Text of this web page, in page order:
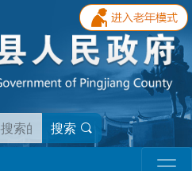
搜索